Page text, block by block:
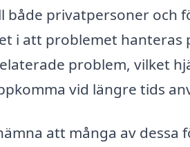
både privatpersoner och
i att problemet hanteras
problem, vilket
vid längre tids
att många av